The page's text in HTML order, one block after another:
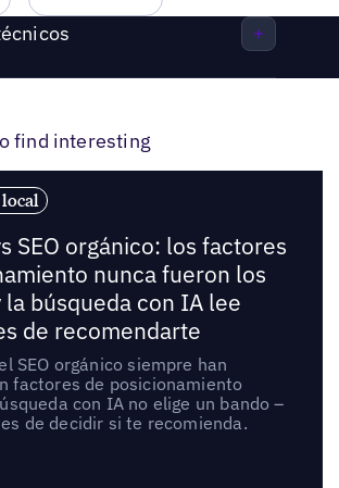
find interesting
local
SEO orgánico: los factores
nunca fueron los
la búsqueda con IA lee
de recomendarte
SEO orgánico siempre han
factores de posicionamiento
con IA no elige un bando –
de decidir si te recomienda.